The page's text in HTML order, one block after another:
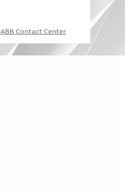
ABB Contact Center